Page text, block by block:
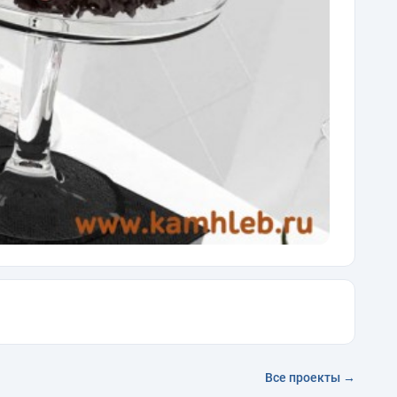
Все проекты →